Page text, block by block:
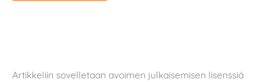
Artikkeliin sovelletaan avoimen julkaisemisen lisenssiä